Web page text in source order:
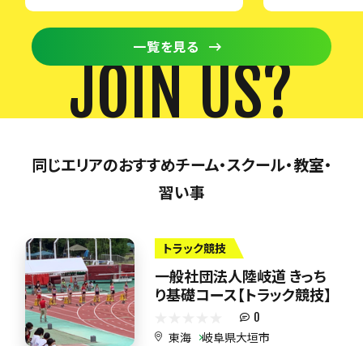
一覧を見る
JOIN US?
同じエリアのおすすめチーム・スクール・教室・
習い事
トラック競技
一般社団法人陸岐道 きっち
り基礎コース【トラック競技】
0
東海 岐阜県大垣市